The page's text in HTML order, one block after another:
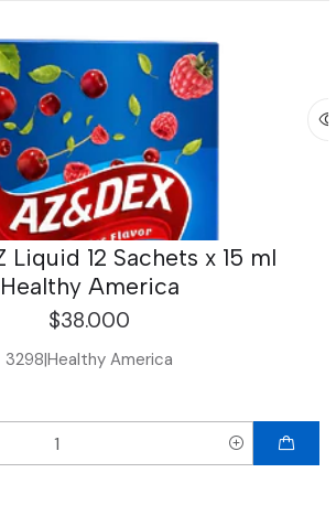
Liquid 12 Sachets x 15 ml
Healthy America
$38.000
3298|Healthy America